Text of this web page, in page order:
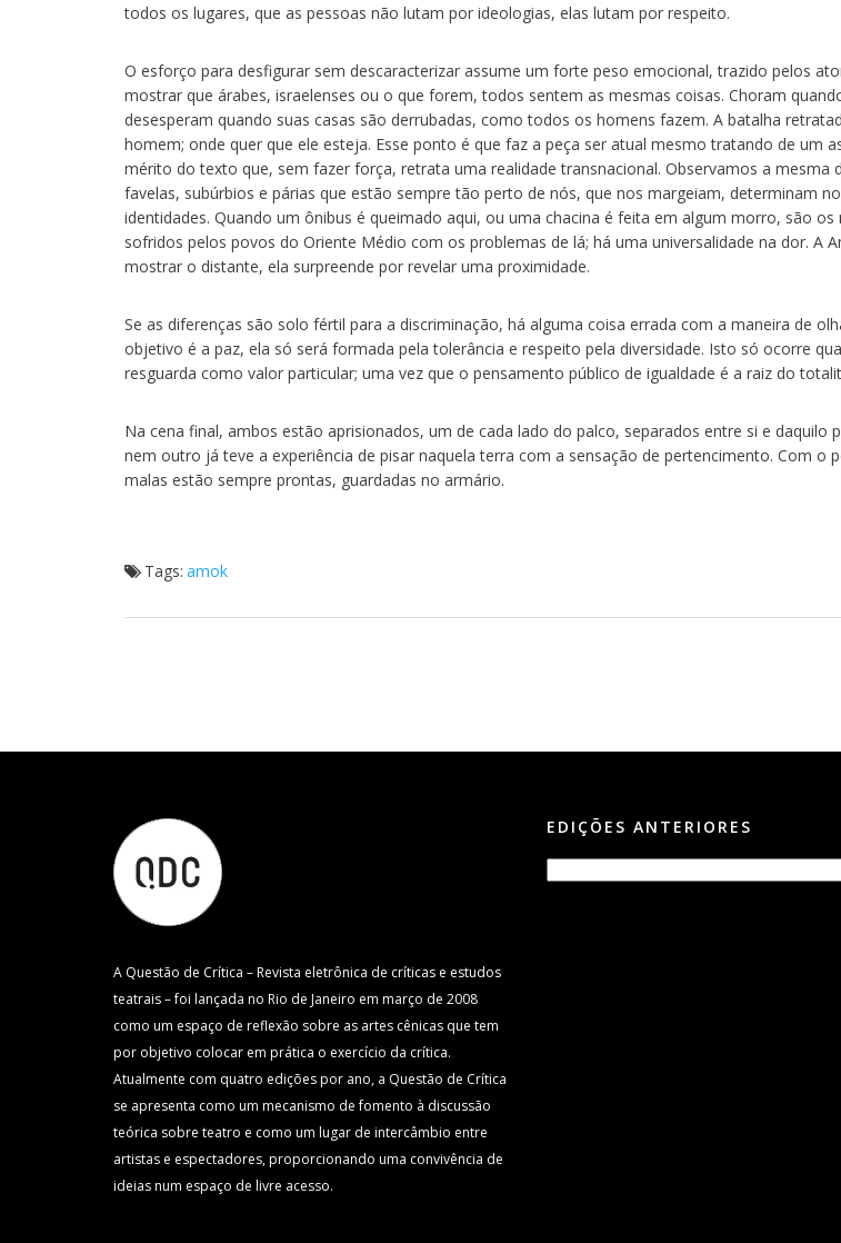
todos os lugares, que as pessoas não lutam por ideologias, elas lutam por respeito.
O esforço para desfigurar sem descaracterizar assume um forte peso emocional, trazido pelos
mostrar que árabes, israelenses ou o que forem, todos sentem as mesmas coisas. Choram
desesperam quando suas casas são derrubadas, como todos os homens fazem. A batalha
homem; onde quer que ele esteja. Esse ponto é que faz a peça ser atual mesmo tratando de um
mérito do texto que, sem fazer força, retrata uma realidade transnacional. Observamos a mesma
favelas, subúrbios e párias que estão sempre tão perto de nós, que nos margeiam, determinam
identidades. Quando um ônibus é queimado aqui, ou uma chacina é feita em algum morro, são
sofridos pelos povos do Oriente Médio com os problemas de lá; há uma universalidade na dor. A
mostrar o distante, ela surpreende por revelar uma proximidade.
Se as diferenças são solo fértil para a discriminação, há alguma coisa errada com a maneira de
objetivo é a paz, ela só será formada pela tolerância e respeito pela diversidade. Isto só ocorre
resguarda como valor particular; uma vez que o pensamento público de igualdade é a raiz do
Na cena final, ambos estão aprisionados, um de cada lado do palco, separados entre si e daquilo
nem outro já teve a experiência de pisar naquela terra com a sensação de pertencimento. Com o
malas estão sempre prontas, guardadas no armário.
Tags: amok
A Questão de Crítica – Revista eletrônica de críticas e estudos
teatrais – foi lançada no Rio de Janeiro em março de 2008
como um espaço de reflexão sobre as artes cênicas que tem
por objetivo colocar em prática o exercício da crítica.
Atualmente com quatro edições por ano, a Questão de Crítica
se apresenta como um mecanismo de fomento à discussão
teórica sobre teatro e como um lugar de intercâmbio entre
artistas e espectadores, proporcionando uma convivência de
ideias num espaço de livre acesso.
EDIÇÕES ANTERIORES